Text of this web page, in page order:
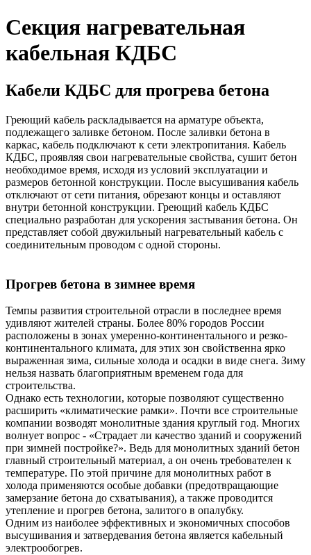
Секция нагревательная
кабельная КДБС
Кабели КДБС для прогрева бетона
Греющий кабель раскладывается на арматуре объекта,
подлежащего заливке бетоном. После заливки бетона в
каркас, кабель подключают к сети электропитания. Кабель
КДБС, проявляя свои нагревательные свойства, сушит бетон
необходимое время, исходя из условий эксплуатации и
размеров бетонной конструкции. После высушивания кабель
отключают от сети питания, обрезают концы и оставляют
внутри бетонной конструкции. Греющий кабель КДБС
специально разработан для ускорения застывания бетона. Он
представляет собой двужильный нагревательный кабель с
соединительным проводом с одной стороны.
Прогрев бетона в зимнее время
Темпы развития строительной отрасли в последнее время
удивляют жителей страны. Более 80% городов России
расположены в зонах умеренно-континентального и резко-
континентального климата, для этих зон свойственна ярко
выраженная зима, сильные холода и осадки в виде снега. Зиму
нельзя назвать благоприятным временем года для
строительства.
Однако есть технологии, которые позволяют существенно
расширить «климатические рамки». Почти все строительные
компании возводят монолитные здания круглый год. Многих
волнует вопрос - «Страдает ли качество зданий и сооружений
при зимней постройке?». Ведь для монолитных зданий бетон
главный строительный материал, а он очень требователен к
температуре. По этой причине для монолитных работ в
холода применяются особые добавки (предотвращающие
замерзание бетона до схватывания), а также проводится
утепление и прогрев бетона, залитого в опалубку.
Одним из наиболее эффективных и экономичных способов
высушивания и затвердевания бетона является кабельный
электрообогрев.